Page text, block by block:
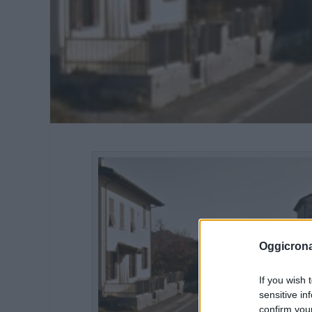
If you wish
sensitive
confirm